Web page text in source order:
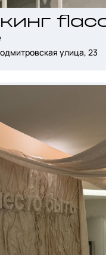
улица, 23